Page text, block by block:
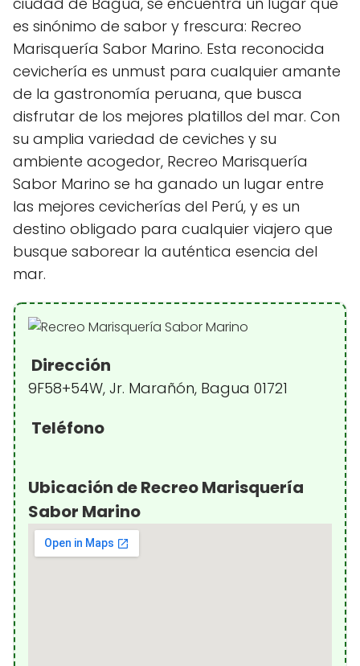
es sinónimo de sabor y frescura: Recreo
Marisquería Sabor Marino. Esta reconocida
cevichería es unmust para cualquier amante
de la gastronomía peruana, que busca
disfrutar de los mejores platillos del mar. Con
su amplia variedad de ceviches y su
ambiente acogedor, Recreo Marisquería
Sabor Marino se ha ganado un lugar entre
las mejores cevicherías del Perú, y es un
destino obligado para cualquier viajero que
busque saborear la auténtica esencia del
mar.
Dirección
9F58+54W, Jr. Marañón, Bagua 01721
Teléfono
Ubicación de Recreo Marisquería
Sabor Marino